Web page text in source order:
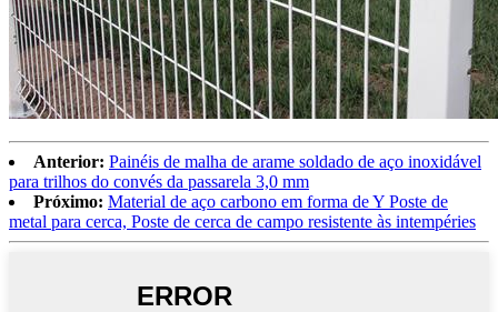
Anterior: Painéis de malha de arame soldado de aço inoxidável
para trilhos do convés da passarela 3,0 mm
Próximo: Material de aço carbono em forma de Y Poste de
metal para cerca, Poste de cerca de campo resistente às intempéries